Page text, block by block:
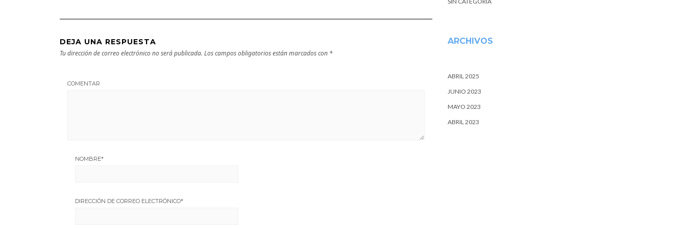
DEJA UNA RESPUESTA
Tu dirección de correo electrónico no será publicada. Los campos obligatorios están marcados con *
COMENTAR
NOMBRE*
DIRECCIÓN DE CORREO ELECTRÓNICO*
ARCHIVOS
ABRIL 2025
JUNIO 2023
MAYO 2023
ABRIL 2023